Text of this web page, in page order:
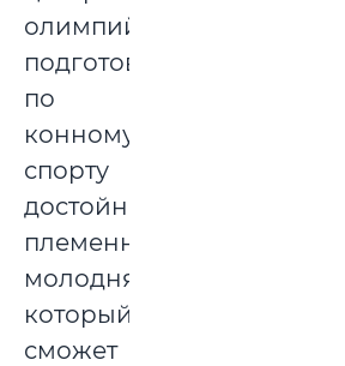
олимпийской
подготовки
по
конному
спорту
достойным
племенным
молодняком,
который
сможет